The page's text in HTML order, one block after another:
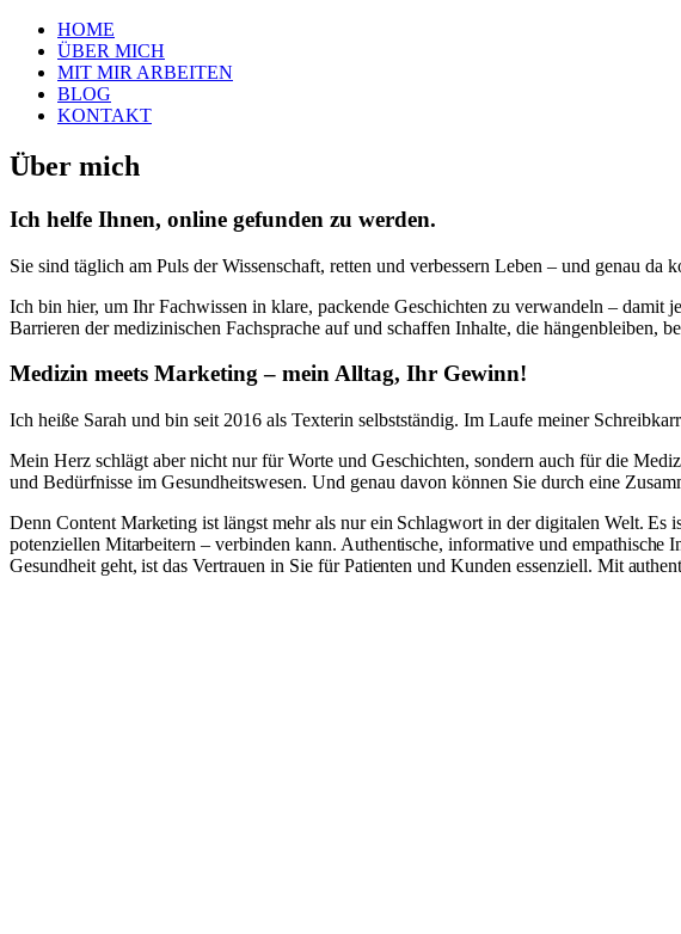
HOME
ÜBER MICH
MIT MIR ARBEITEN
BLOG
KONTAKT
Über mich
Ich helfe Ihnen, online gefunden zu werden.
Sie sind täglich am Puls der Wissenschaft, retten und verbessern Leben – und genau
Ich bin hier, um Ihr Fachwissen in klare, packende Geschichten zu verwandeln –
Barrieren der medizinischen Fachsprache auf und schaffen Inhalte, die hängenbleiben,
Medizin meets Marketing – mein Alltag, Ihr Gewinn!
Ich heiße Sarah und bin seit 2016 als Texterin selbstständig. Im Laufe meiner
Mein Herz schlägt aber nicht nur für Worte und Geschichten, sondern auch für die
und Bedürfnisse im Gesundheitswesen. Und genau davon können Sie durch eine
Denn Content Marketing ist längst mehr als nur ein Schlagwort in der digitalen Welt.
potenziellen Mitarbeitern – verbinden kann. Authentische, informative und empathische
Gesundheit geht, ist das Vertrauen in Sie für Patienten und Kunden essenziell. Mit